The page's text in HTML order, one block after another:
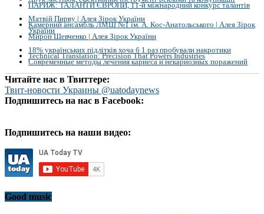
ПАРИЖ: ТАЛАНТИ ЄВРОПИ, 11-й міжнародний конкурс талантів
Матвій Пирву | Алея Зірок України
Камерний ансамбль ЛМШ №1 ім. А. Кос-Анатольського | Алея Зірок
України
Мирон Шевченко | Алея Зірок України
18% українських підлітків хоча б 1 раз пробували накротики
Technical Translation: Precision That Powers Industries
Современные методы лечения кариеса и некариозных поражений
Читайте нас в Твиттере:
Твит-новости Украины @uatodaynews
Подпишитесь на нас в Facebook:
Подпишитесь на наши видео:
Good music